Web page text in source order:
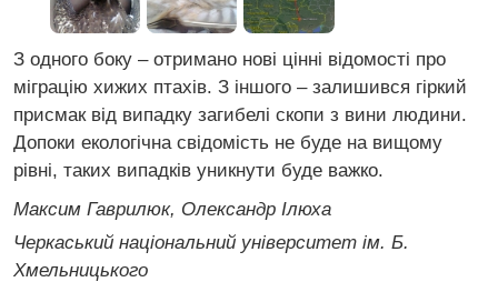
З одного боку – отримано нові цінні відомості про
міграцію хижих птахів. З іншого – залишився гіркий
присмак від випадку загибелі скопи з вини людини.
Допоки екологічна свідомість не буде на вищому
рівні, таких випадків уникнути буде важко.
Максим Гаврилюк, Олександр Ілюха
Черкаський національний університет ім. Б.
Хмельницького